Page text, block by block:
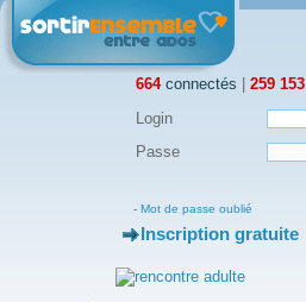
664connectés | 259 153
Login
Passe
- Mot de passe oublié
-Inscription gratuite